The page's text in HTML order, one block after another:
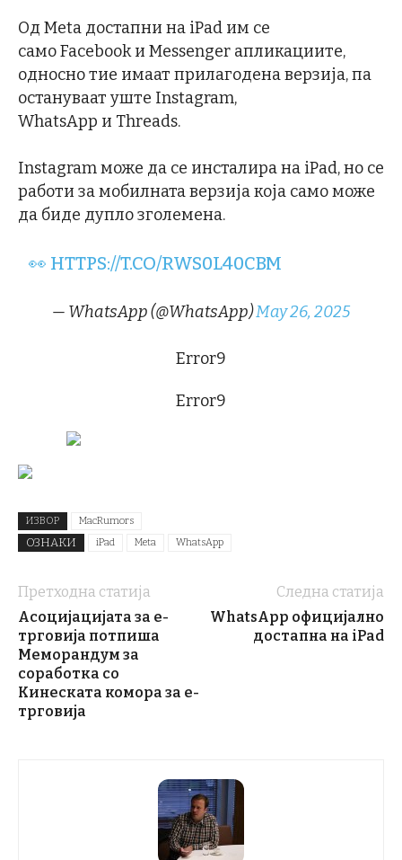
Од Meta достапни на iPad им се
само Facebook и Messenger апликациите,
односно тие имаат прилагодена верзија, па
остануваат уште Instagram,
WhatsApp и Threads.
Instagram може да се инсталира на iPad, но се
работи за мобилната верзија која само може
да биде дупло зголемена.
👀 HTTPS://T.CO/RWS0L40CBM
— WhatsApp (@WhatsApp)May 26, 2025
Error9
Error9
ИЗВОР MacRumors
ОЗНАКИ iPad Meta WhatsApp
Претходна статија
Асоцијацијата за е-
трговија потпиша
Меморандум за
соработка со
Кинеската комора за е-
трговија
Следна статија
WhatsApp официјално
достапна на iPad